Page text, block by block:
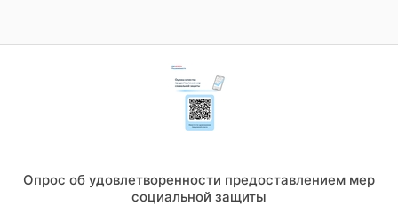
Опрос об удовлетворенности предоставлением мер
социальной защиты